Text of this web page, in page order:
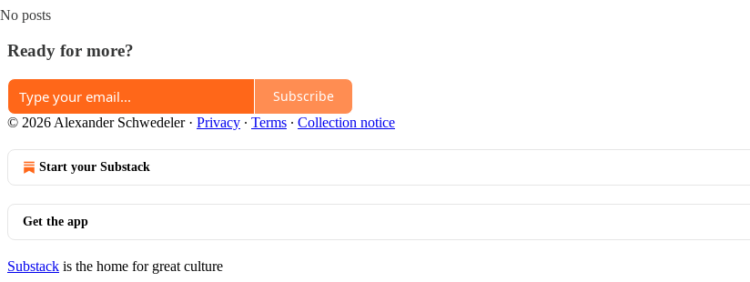
No posts
Ready for more?
Subscribe
© 2026 Alexander Schwedeler· Privacy ∙ Terms ∙ Collection notice
Start your Substack
Get the app
Substack is the home for great culture